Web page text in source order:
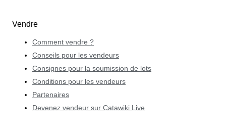
Vendre
Comment vendre ?
Conseils pour les vendeurs
Consignes pour la soumission de lots
Conditions pour les vendeurs
Partenaires
Devenez vendeur sur Catawiki Live